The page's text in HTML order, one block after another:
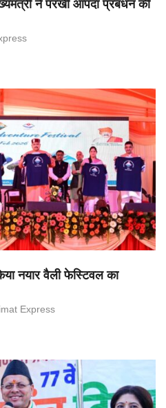
ने परखी आपदा प्रबंधन की
नयार वैली फेस्टिवल का
Express